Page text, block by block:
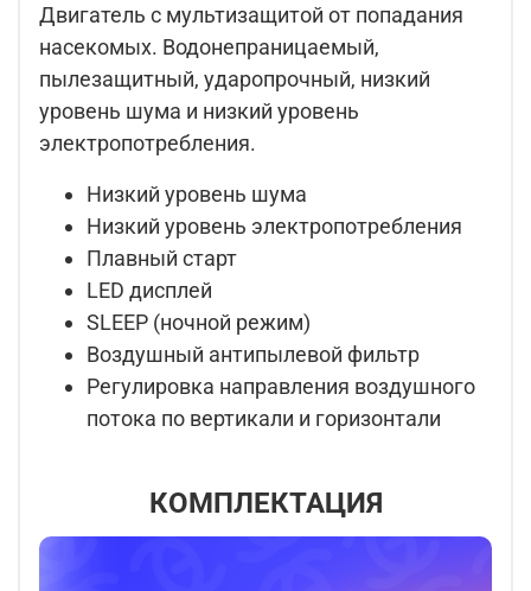
Двигатель с мультизащитой от попадания
насекомых. Водонепраницаемый,
пылезащитный, ударопрочный, низкий
уровень шума и низкий уровень
электропотребления.
Низкий уровень шума
Низкий уровень электропотребления
Плавный старт
LED дисплей
SLEEP (ночной режим)
Воздушный антипылевой фильтр
Регулировка направления воздушного
потока по вертикали и горизонтали
КОМПЛЕКТАЦИЯ